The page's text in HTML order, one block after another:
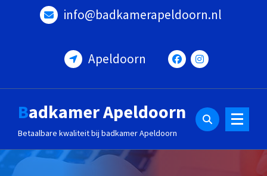
info@badkamerapeldoorn.nl
Apeldoorn
Badkamer Apeldoorn
Betaalbare kwaliteit bij badkamer Apeldoorn